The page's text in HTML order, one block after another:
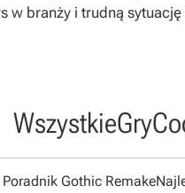
w branży i trudną
WszystkieGry
Poradnik Gothic Remake